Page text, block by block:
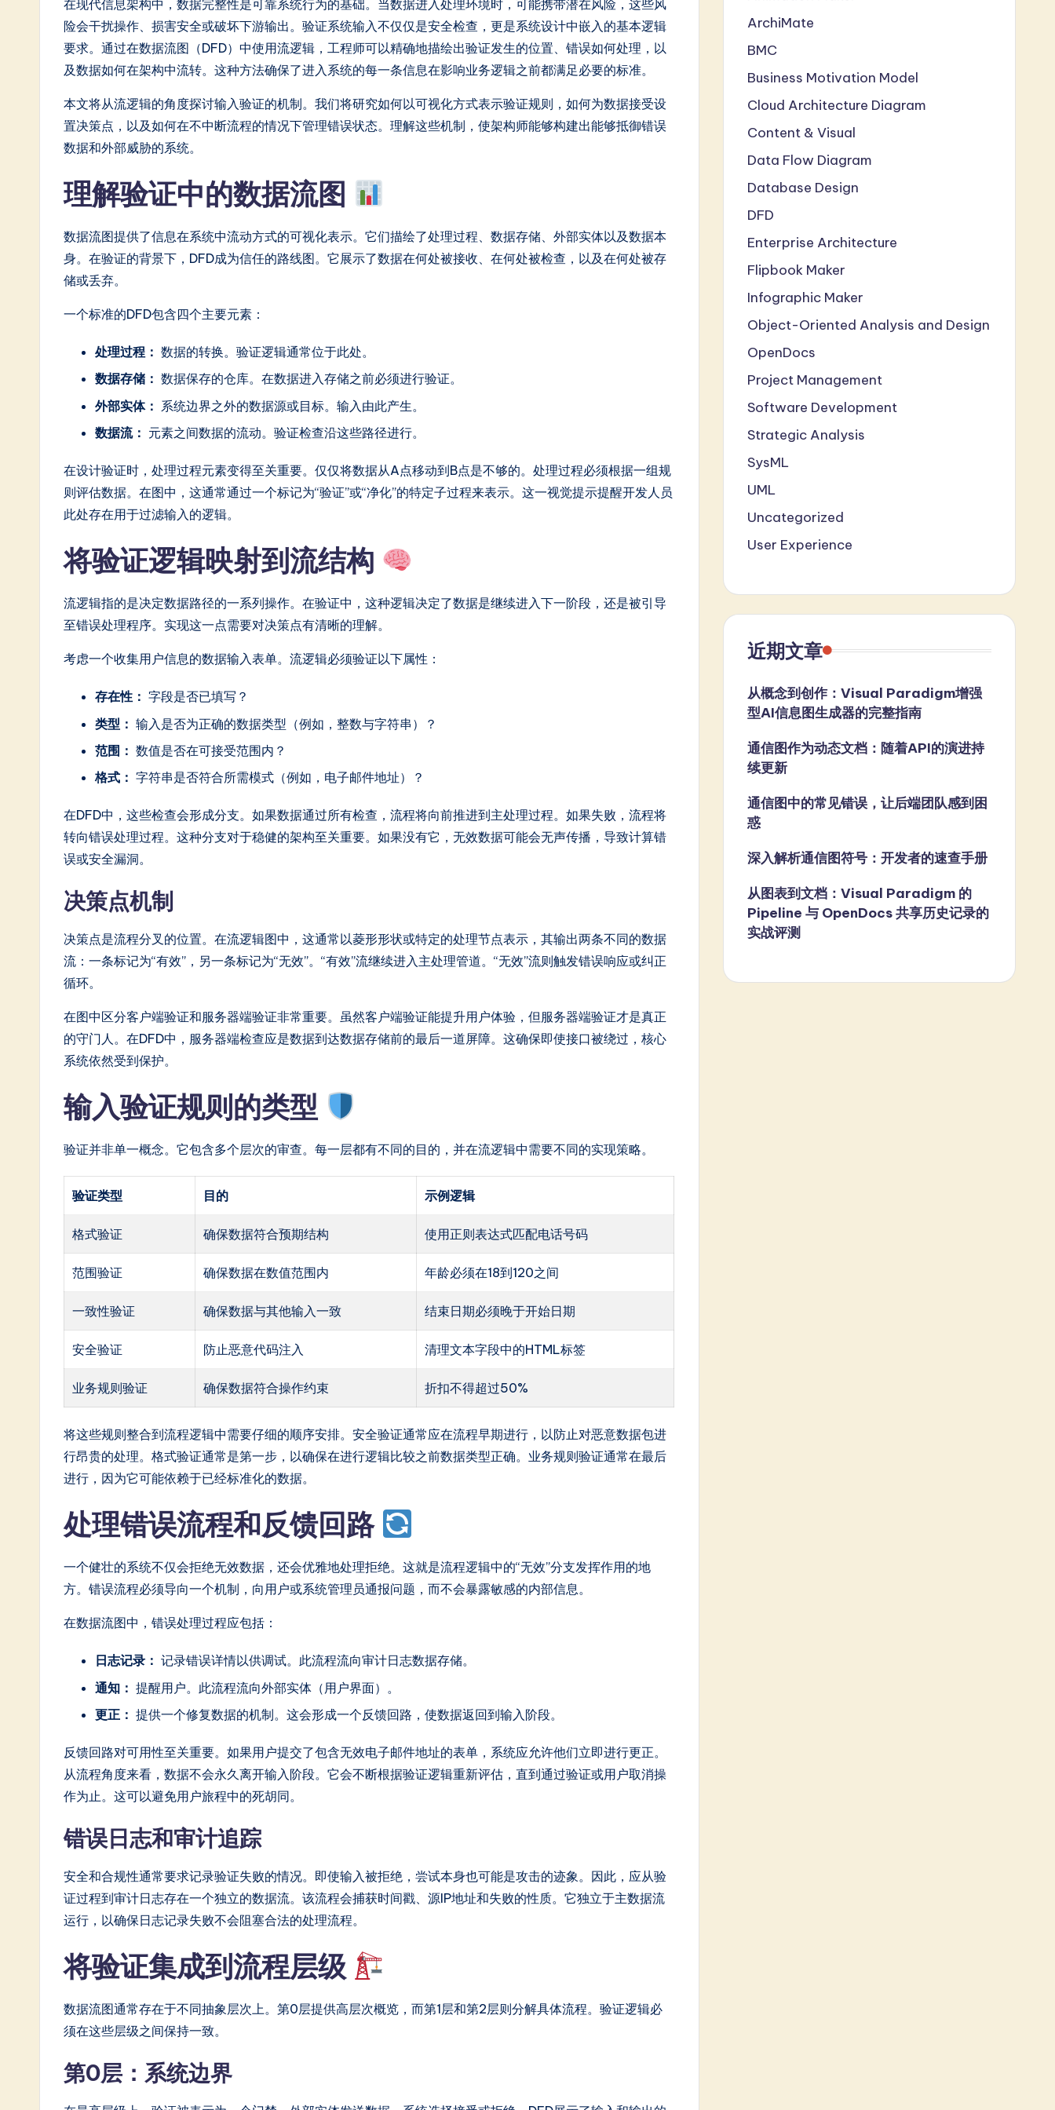
&
ft
w
在现代信息架构中，数据完整性是可靠系统行为的基础。当数据进入处理环境时，可能携带潜在风险，这些风
险会干扰操作、损害安全或破坏下游输出。验证系统输入不仅仅是安全检查，更是系统设计中嵌入的基本逻辑
要求。通过在数据流图（DFD）中使用流逻辑，工程师可以精确地描绘出验证发生的位置、错误如何处理，以
及数据如何在架构中流转。这种方法确保了进入系统的每一条信息在影响业务逻辑之前都满足必要的标准。
本文将从流逻辑的角度探讨输入验证的机制。我们将研究如何以可视化方式表示验证规则，如何为数据接受设
置决策点，以及如何在不中断流程的情况下管理错误状态。理解这些机制，使架构师能够构建出能够抵御错误
数据和外部威胁的系统。
理解验证中的数据流图
数据流图提供了信息在系统中流动方式的可视化表示。它们描绘了处理过程、数据存储、外部实体以及数据本
身。在验证的背景下，DFD成为信任的路线图。它展示了数据在何处被接收、在何处被检查，以及在何处被存
储或丢弃。
一个标准的DFD包含四个主要元素：
处理过程： 数据的转换。验证逻辑通常位于此处。
数据存储： 数据保存的仓库。在数据进入存储之前必须进行验证。
外部实体： 系统边界之外的数据源或目标。输入由此产生。
数据流： 元素之间数据的流动。验证检查沿这些路径进行。
在设计验证时，处理过程元素变得至关重要。仅仅将数据从A点移动到B点是不够的。处理过程必须根据一组规
则评估数据。在图中，这通常通过一个标记为“验证”或“净化”的特定子过程来表示。这一视觉提示提醒开发人员
此处存在用于过滤输入的逻辑。
将验证逻辑映射到流结构
流逻辑指的是决定数据路径的一系列操作。在验证中，这种逻辑决定了数据是继续进入下一阶段，还是被引导
至错误处理程序。实现这一点需要对决策点有清晰的理解。
考虑一个收集用户信息的数据输入表单。流逻辑必须验证以下属性：
存在性： 字段是否已填写？
类型： 输入是否为正确的数据类型（例如，整数与字符串）？
范围： 数值是否在可接受范围内？
格式： 字符串是否符合所需模式（例如，电子邮件地址）？
在DFD中，这些检查会形成分支。如果数据通过所有检查，流程将向前推进到主处理过程。如果失败，流程将
转向错误处理过程。这种分支对于稳健的架构至关重要。如果没有它，无效数据可能会无声传播，导致计算错
误或安全漏洞。
决策点机制
决策点是流程分叉的位置。在流逻辑图中，这通常以菱形形状或特定的处理节点表示，其输出两条不同的数据
流：一条标记为“有效”，另一条标记为“无效”。“有效”流继续进入主处理管道。“无效”流则触发错误响应或纠正
循环。
在图中区分客户端验证和服务器端验证非常重要。虽然客户端验证能提升用户体验，但服务器端验证才是真正
的守门人。在DFD中，服务器端检查应是数据到达数据存储前的最后一道屏障。这确保即使接口被绕过，核心
系统依然受到保护。
输入验证规则的类型
验证并非单一概念。它包含多个层次的审查。每一层都有不同的目的，并在流逻辑中需要不同的实现策略。
验证类型 目的 示例逻辑
格式验证 确保数据符合预期结构 使用正则表达式匹配电话号码
范围验证 确保数据在数值范围内 年龄必须在18到120之间
一致性验证 确保数据与其他输入一致 结束日期必须晚于开始日期
安全验证 防止恶意代码注入 清理文本字段中的HTML标签
业务规则验证 确保数据符合操作约束 折扣不得超过50%
将这些规则整合到流程逻辑中需要仔细的顺序安排。安全验证通常应在流程早期进行，以防止对恶意数据包进
行昂贵的处理。格式验证通常是第一步，以确保在进行逻辑比较之前数据类型正确。业务规则验证通常在最后
进行，因为它可能依赖于已经标准化的数据。
处理错误流程和反馈回路
一个健壮的系统不仅会拒绝无效数据，还会优雅地处理拒绝。这就是流程逻辑中的“无效”分支发挥作用的地
方。错误流程必须导向一个机制，向用户或系统管理员通报问题，而不会暴露敏感的内部信息。
在数据流图中，错误处理过程应包括：
日志记录： 记录错误详情以供调试。此流程流向审计日志数据存储。
通知： 提醒用户。此流程流向外部实体（用户界面）。
更正： 提供一个修复数据的机制。这会形成一个反馈回路，使数据返回到输入阶段。
反馈回路对可用性至关重要。如果用户提交了包含无效电子邮件地址的表单，系统应允许他们立即进行更正。
从流程角度来看，数据不会永久离开输入阶段。它会不断根据验证逻辑重新评估，直到通过验证或用户取消操
作为止。这可以避免用户旅程中的死胡同。
错误日志和审计追踪
安全和合规性通常要求记录验证失败的情况。即使输入被拒绝，尝试本身也可能是攻击的迹象。因此，应从验
证过程到审计日志存在一个独立的数据流。该流程会捕获时间戳、源IP地址和失败的性质。它独立于主数据流
运行，以确保日志记录失败不会阻塞合法的处理流程。
将验证集成到流程层级
数据流图通常存在于不同抽象层次上。第0层提供高层次概览，而第1层和第2层则分解具体流程。验证逻辑必
须在这些层级之间保持一致。
第0层：系统边界
ArchiMate
BMC
Business Motivation Model
Cloud Architecture Diagram
Content & Visual
Data Flow Diagram
Database Design
DFD
Enterprise Architecture
Flipbook Maker
Infographic Maker
Object-Oriented Analysis and Design
OpenDocs
Project Management
Software Development
Strategic Analysis
SysML
UML
Uncategorized
User Experience
近期文章
从概念到创作：Visual Paradigm增强
型AI信息图生成器的完整指南
通信图作为动态文档：随着API的演进持
续更新
通信图中的常见错误，让后端团队感到困
惑
深入解析通信图符号：开发者的速查手册
从图表到文档：Visual Paradigm 的
Pipeline 与 OpenDocs 共享历史记录的
实战评测